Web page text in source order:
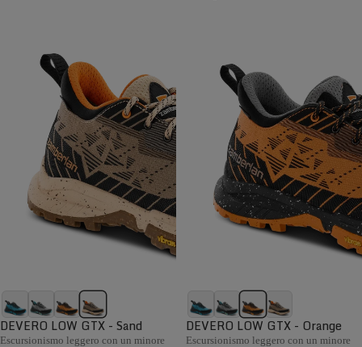
DEVERO LOW GTX - Sand
Escursionismo leggero con un minore
DEVERO LOW GTX - Orange
Escursionismo leggero con un minore